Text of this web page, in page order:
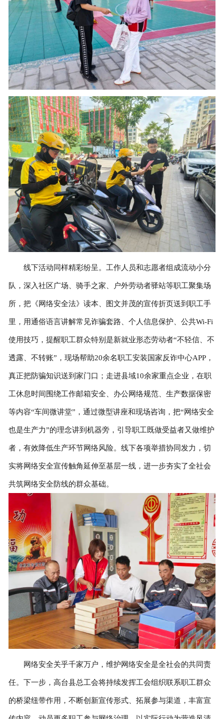
线下活动同样精彩纷呈。工作人员和志愿者组成流动小分
队，深入社区广场、骑手之家、户外劳动者驿站等职工聚集场
所，把《网络安全法》读本、图文并茂的宣传折页送到职工手
里，用通俗语言讲解常见诈骗套路、个人信息保护、公共Wi-Fi
使用技巧，提醒职工群众特别是新就业形态劳动者“不轻信、不
透露、不转账”，现场帮助20余名职工安装国家反诈中心APP，
真正把防骗知识送到家门口；走进县域10余家重点企业，在职
工休息时间围绕工作邮箱安全、办公网络规范、生产数据保密
等内容“车间微讲堂”，通过微型讲座和现场咨询，把“网络安全
也是生产力”的理念讲到机器旁，引导职工既做受益者又做维护
者，有效降低生产环节网络风险。线下各项举措协同发力，切
实将网络安全宣传触角延伸至基层一线，进一步夯实了全社会
共筑网络安全防线的群众基础。
网络安全关乎千家万户，维护网络安全是全社会的共同责
任。下一步，高台县总工会将持续发挥工会组织联系职工群众
的桥梁纽带作用，不断创新宣传形式、拓展参与渠道，丰富宣